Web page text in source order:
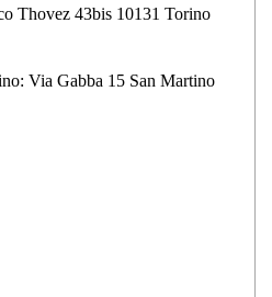
Thovez 43bis 10131 Torino
Via Gabba 15 San Martino